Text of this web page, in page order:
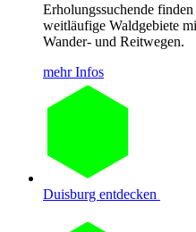
Erholungssuchende
weitläufige Waldgebiete
Wander- und Reitwegen.
mehr Infos
Duisburg entdecken